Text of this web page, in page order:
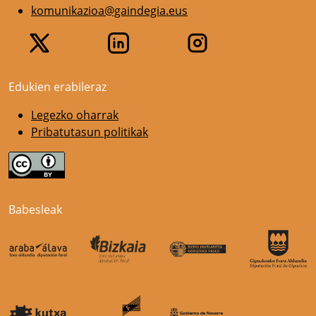
komunikazioa@gaindegia.eus
Edukien erabileraz
Legezko oharrak
Pribatutasun politikak
Babesleak